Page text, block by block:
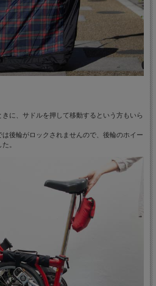
に、サドルを押して移動するという方もいら
後輪がロックされませんので、後輪のホイー
。